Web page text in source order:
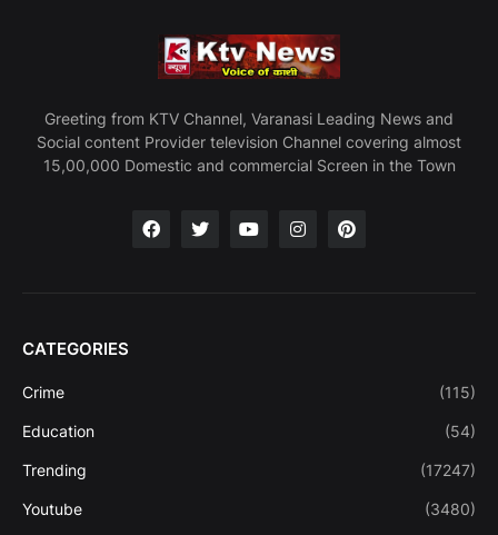
Greeting from KTV Channel, Varanasi Leading News and
Social content Provider television Channel covering almost
15,00,000 Domestic and commercial Screen in the Town
CATEGORIES
Crime (115)
Education (54)
Trending (17247)
Youtube (3480)